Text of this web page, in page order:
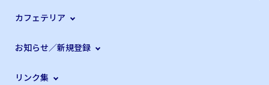
カフェテリア
お知らせ／新規登録
リンク集